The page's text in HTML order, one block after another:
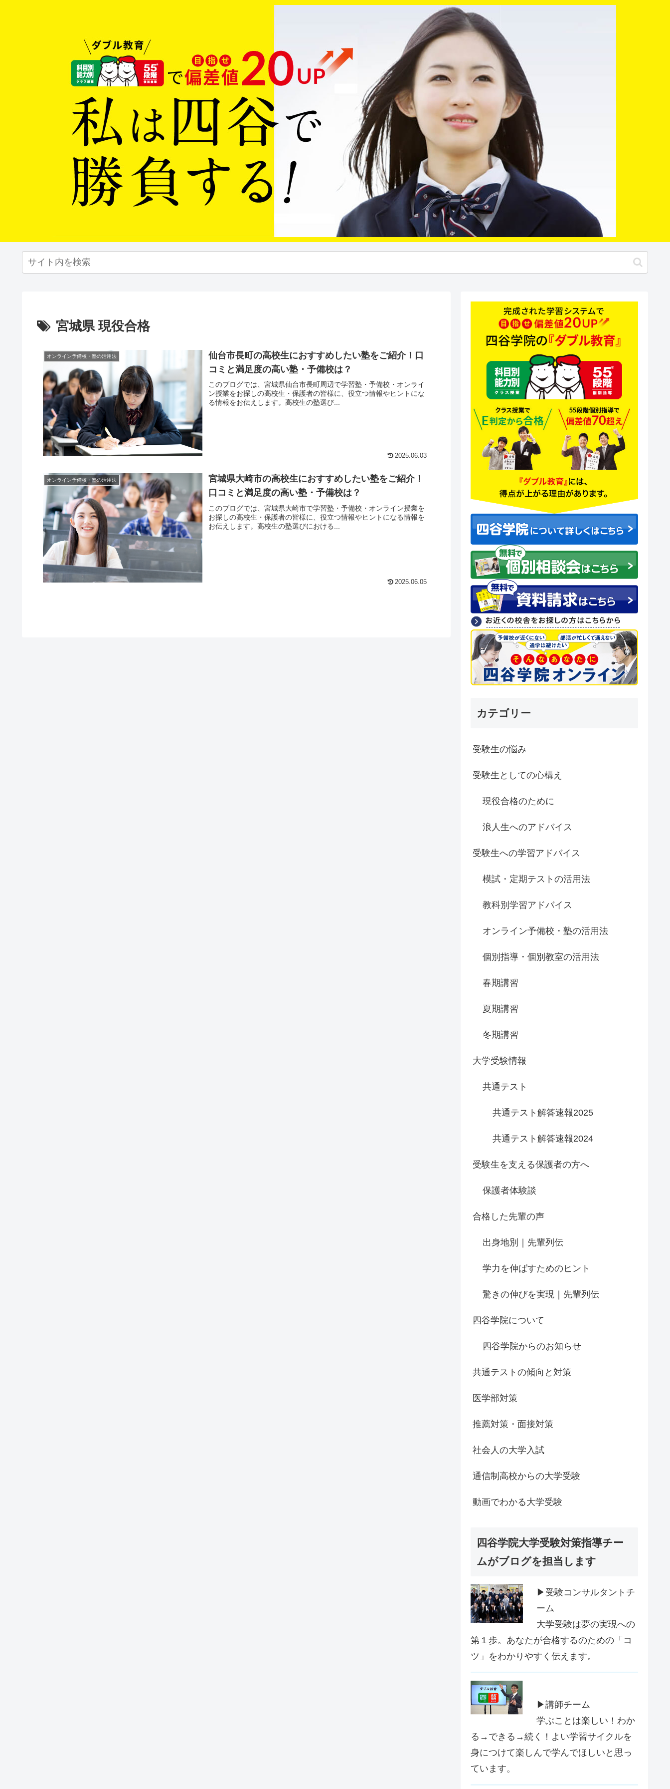
宮城県 現役合格
オンライン予備校・塾の活用法
仙台市長町の高校生におすすめしたい塾をご紹介！口
コミと満足度の高い塾・予備校は？
このブログでは、宮城県仙台市長町周辺で学習塾・予備校・オンライ
ン授業をお探しの高校生・保護者の皆様に、役立つ情報やヒントにな
る情報をお伝えします。高校生の塾選び...
2025.06.03
オンライン予備校・塾の活用法
宮城県大崎市の高校生におすすめしたい塾をご紹介！
口コミと満足度の高い塾・予備校は？
このブログでは、宮城県大崎市で学習塾・予備校・オンライン授業を
お探しの高校生・保護者の皆様に、役立つ情報やヒントになる情報を
お伝えします。高校生の塾選びにおける...
2025.06.05
カテゴリー
受験生の悩み
受験生としての心構え
現役合格のために
浪人生へのアドバイス
受験生への学習アドバイス
模試・定期テストの活用法
教科別学習アドバイス
オンライン予備校・塾の活用法
個別指導・個別教室の活用法
春期講習
夏期講習
冬期講習
大学受験情報
共通テスト
共通テスト解答速報2025
共通テスト解答速報2024
受験生を支える保護者の方へ
保護者体験談
合格した先輩の声
出身地別｜先輩列伝
学力を伸ばすためのヒント
驚きの伸びを実現｜先輩列伝
四谷学院について
四谷学院からのお知らせ
共通テストの傾向と対策
医学部対策
推薦対策・面接対策
社会人の大学入試
通信制高校からの大学受験
動画でわかる大学受験
四谷学院大学受験対策指導チー
ムがブログを担当します
▶受験コンサルタントチ
ーム
大学受験は夢の実現への
第１歩。あなたが合格するのための「コ
ツ」をわかりやすく伝えます。
▶講師チーム
学ぶことは楽しい！わか
る→できる→続く！よい学習サイクルを
身につけて楽しんで学んでほしいと思っ
ています。